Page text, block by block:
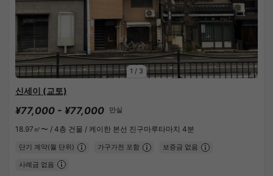
1 / 3
신세이 (교토)
¥77,000 - ¥77,000 만실
18.97㎡〜 / 4층 건물 / 케이한 본선 진구마루타마치 4분
단기 계약(월 단위) 가구가전 포함 보증금 없음
사례금 없음